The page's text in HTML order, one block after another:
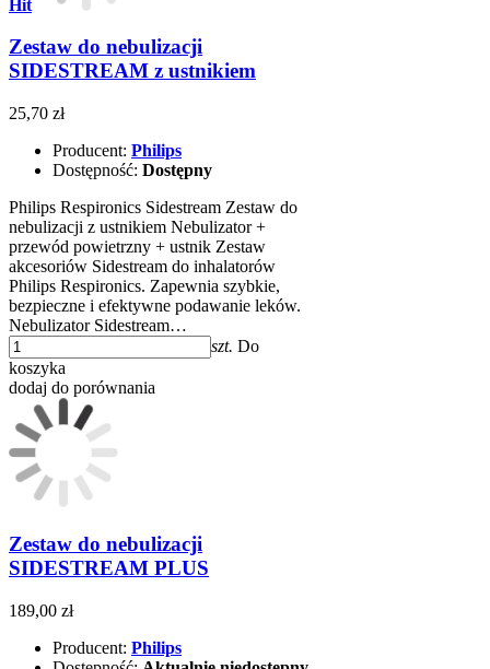
Hit
Zestaw do nebulizacji
SIDESTREAM z ustnikiem
25,70 zł
Producent: Philips
Dostępność: Dostępny
Philips Respironics Sidestream Zestaw do
nebulizacji z ustnikiem Nebulizator +
przewód powietrzny + ustnik Zestaw
akcesoriów Sidestream do inhalatorów
Philips Respironics. Zapewnia szybkie,
bezpieczne i efektywne podawanie leków.
Nebulizator Sidestream…
szt. Do
koszyka
dodaj do porównania
Zestaw do nebulizacji
SIDESTREAM PLUS
189,00 zł
Producent: Philips